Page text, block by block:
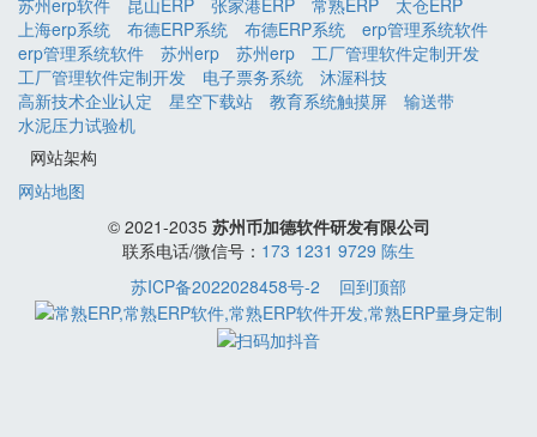
苏州erp软件
昆山ERP 张家港ERP 常熟ERP
太仓ERP
上海erp系统
布德ERP系统 布德ERP系统
erp管理系统软件
erp管理系统软件
苏州erp 苏州erp
工厂管理软件定制开发
工厂管理软件定制开发
电子票务系统
沐渥科技
高新技术企业认定
星空下载站 教育系统触摸屏
输送带
水泥压力试验机
网站架构
网站地图
© 2021-2035 苏州币加德软件研发有限公司
联系电话/微信号： 173 1231 9729 陈生
苏ICP备2022028458号-2
回到顶部